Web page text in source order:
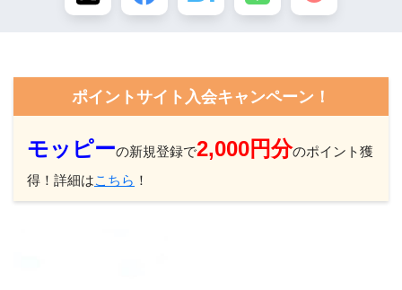
ポイントサイト入会キャンペーン！
モッピーの新規登録で2,000円分のポイント獲
得！詳細はこちら ！